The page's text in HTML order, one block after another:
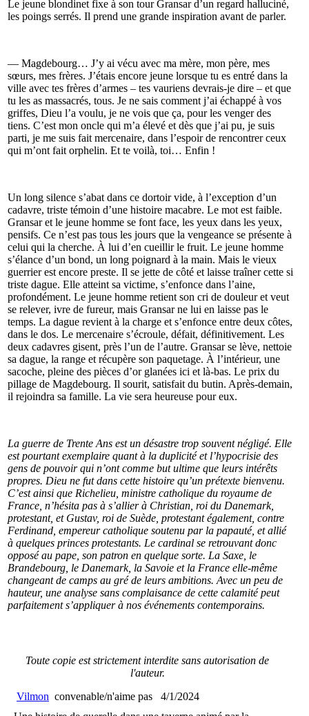
Le jeune blondinet fixe à son tour Gransar d’un regard halluciné,
les poings serrés. Il prend une grande inspiration avant de parler.
— Magdebourg… J’y ai vécu avec ma mère, mon père, mes
sœurs, mes frères. J’étais encore jeune lorsque tu es entré dans la
ville avec tes frères d’armes – tes vauriens devrais-je dire – et que
tu les as massacrés, tous. Je ne sais comment j’ai échappé à vos
griffes, Dieu l’a voulu, je ne vois que ça, pour les venger des
tiens. C’est mon oncle qui m’a élevé et dès que j’ai pu, je suis
parti, je me suis fait mercenaire, dans l’espoir de rencontrer ceux
qui m’ont fait orphelin. Et te voilà, toi… Enfin !
Un long silence s’abat dans ce dortoir vide, à l’exception d’un
cadavre, triste témoin d’une histoire macabre. Le mot est faible.
Gransar et le jeune homme se font face, les yeux dans les yeux,
pensifs. Ce n’est pas tous les jours que la vengeance se présente à
celui qui la cherche. À lui d’en cueillir le fruit. Le jeune homme
s’élance d’un bond, un long poignard à la main. Mais le vieux
guerrier est encore preste. Il se jette de côté et laisse traîner cette si
triste dague. Elle atteint sa victime, s’enfonce dans l’aine,
profondément. Le jeune homme retient son cri de douleur et veut
se relever, ivre de fureur, mais Gransar ne lui en laisse pas le
temps. La dague revient à la charge et s’enfonce entre deux côtes,
dans le dos. Le mercenaire s’écroule, défait, définitivement. Les
deux cadavres gisent, près l’un de l’autre. Gransar se lève, nettoie
sa dague, la range et récupère son paquetage. À l’intérieur, une
sacoche, pleine des pièces d’or glanées ici et là-bas. Le prix du
pillage de Magdebourg. Il sourit, satisfait du butin. Après-demain,
il rejoindra sa famille. La vie sera heureuse pour eux.
La guerre de Trente Ans est un désastre trop souvent négligé. Elle
est pourtant exemplaire quant à la duplicité et l’hypocrisie des
gens de pouvoir qui n’ont comme but ultime que leurs intérêts
propres. Dieu ne fut dans cette histoire qu’un prétexte bienvenu.
C’est ainsi que Richelieu, ministre catholique du royaume de
France, n’hésita pas à s’allier à Christian, roi du Danemark,
protestant, et Gustav, roi de Suède, protestant également, contre
Ferdinand, empereur catholique soutenu par la papauté, et allié
à quelques princes protestants. Le cardinal se retrouvant donc
opposé au pape, son patron en quelque sorte. La Saxe, le
Brandebourg, le Danemark, la Savoie et la France elle-même
changeant de camps au gré de leurs ambitions. Avec un peu de
hauteur, une analyse sans complaisance de cette calamité peut
parfaitement s’appliquer à nos événements contemporains.
Toute copie est strictement interdite sans autorisation de
l'auteur.
Vilmon convenable/n'aime pas
4/1/2024